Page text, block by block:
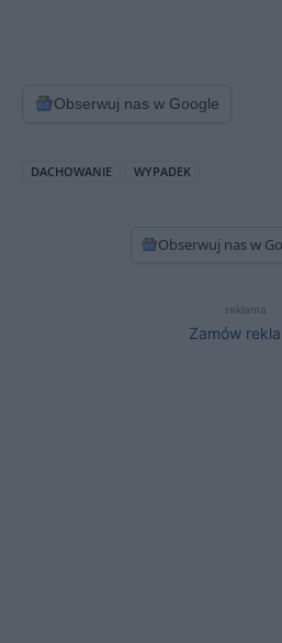
Obserwuj nas w Google
DACHOWANIE WYPADEK
Obserwuj nas w
reklama
Zamów